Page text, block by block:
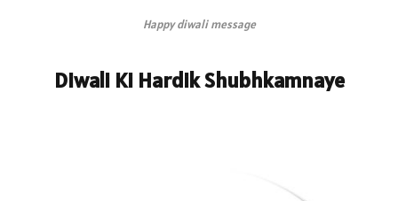
Happy diwali message
Diwali Ki Hardik Shubhkamnaye